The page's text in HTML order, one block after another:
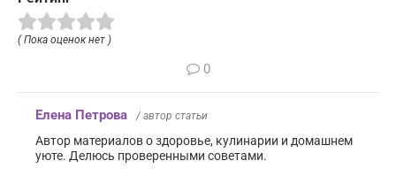
( Пока оценок нет )
0
Елена Петрова / автор статьи
Автор материалов о здоровье, кулинарии и домашнем
уюте. Делюсь проверенными советами.